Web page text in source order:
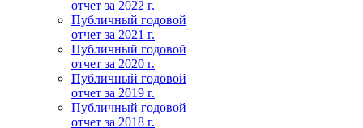
отчет за 2022 г.
Публичный годовой
отчет за 2021 г.
Публичный годовой
отчет за 2020 г.
Публичный годовой
отчет за 2019 г.
Публичный годовой
отчет за 2018 г.